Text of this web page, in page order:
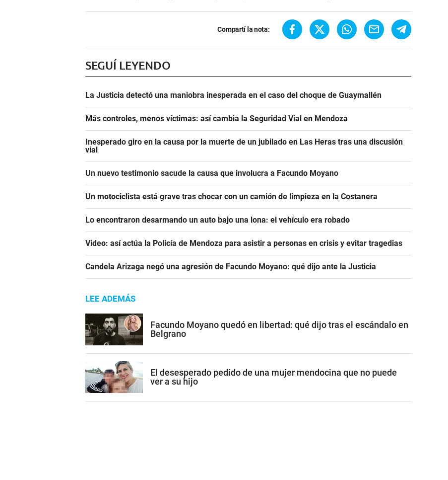
Compartí la nota:
SEGUÍ LEYENDO
La Justicia detectó una maniobra inesperada en el caso del choque de Guaymallén
Más controles, menos víctimas: así cambia la Seguridad Vial en Mendoza
Inesperado giro en la causa por la muerte de un jubilado en Las Heras tras una discusión
vial
Un nuevo testimonio sacude la causa que involucra a Facundo Moyano
Un motociclista está grave tras chocar con un camión de limpieza en la Costanera
Lo encontraron desarmando un auto bajo una lona: el vehículo era robado
Video: así actúa la Policía de Mendoza para asistir a personas en crisis y evitar tragedias
Candela Arizaga negó una agresión de Facundo Moyano: qué dijo ante la Justicia
LEE ADEMÁS
Facundo Moyano quedó en libertad: qué dijo tras el escándalo en
Belgrano
El desesperado pedido de una mujer mendocina que no puede
ver a su hijo